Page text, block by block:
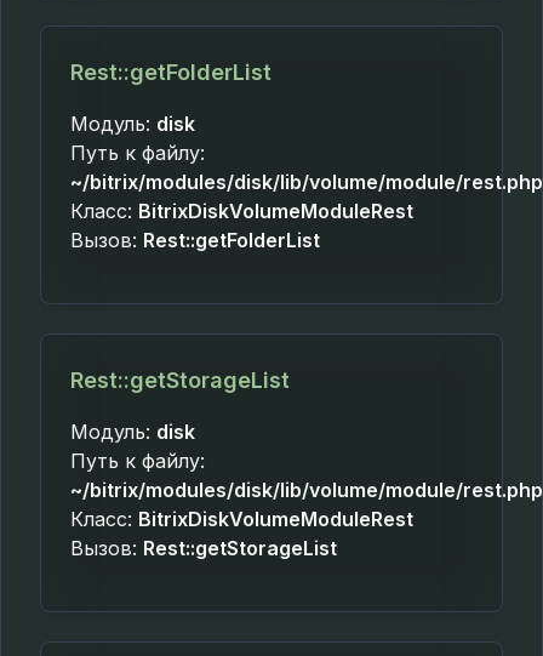
Rest::getFolderList
Модуль: disk
Путь к файлу:
~/bitrix/modules/disk/lib/volume/module/rest.php
Класс: BitrixDiskVolumeModuleRest
Вызов: Rest::getFolderList
Rest::getStorageList
Модуль: disk
Путь к файлу:
~/bitrix/modules/disk/lib/volume/module/rest.php
Класс: BitrixDiskVolumeModuleRest
Вызов: Rest::getStorageList